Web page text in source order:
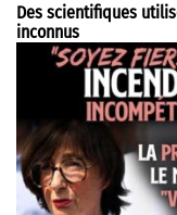
Des scientifiques
inconnus